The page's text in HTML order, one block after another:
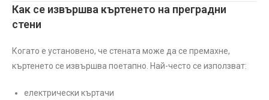
Как се извършва къртенето на преградни
стени
Когато е установено, че стената може да се премахне,
къртенето се извършва поетапно. Най-често се използват:
електрически къртачи